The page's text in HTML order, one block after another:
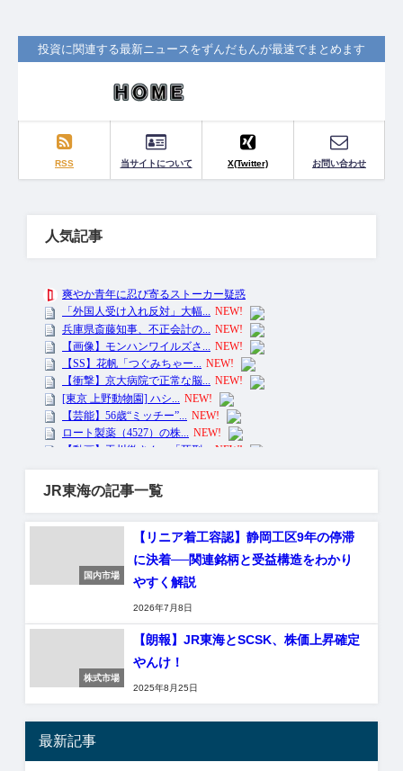
投資に関連する最新ニュースをずんだもんが最速でまとめます
RSS 当サイトについて X(Twitter) お問い合わせ
人気記事
JR東海の記事一覧
国内市場
【リニア着工容認】静岡工区9年の停滞
に決着──関連銘柄と受益構造をわかり
やすく解説
2026年7月8日
株式市場
【朗報】JR東海とSCSK、株価上昇確定
やんけ！
2025年8月25日
最新記事